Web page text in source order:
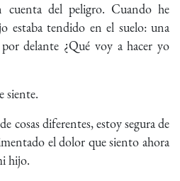
del peligro. Cuando he
estaba tendido en el suelo: una
delante ¿Qué voy a hacer yo
siente.
cosas diferentes, estoy segura de
el dolor que siento ahora
hijo.